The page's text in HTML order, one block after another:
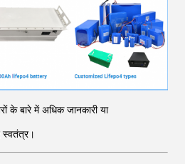
के बारे में अधिक जानकारी या
स्वतंत्र।